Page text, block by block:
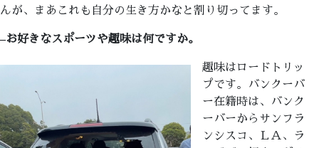
んが、まあこれも自分の生き方かなと割り切ってます。
–お好きなスポーツや趣味は何ですか。
趣味はロードトリッ
プです。バンクーバ
ー在籍時は、バンク
ーバーからサンフラ
ンシスコ、ＬＡ、ラ